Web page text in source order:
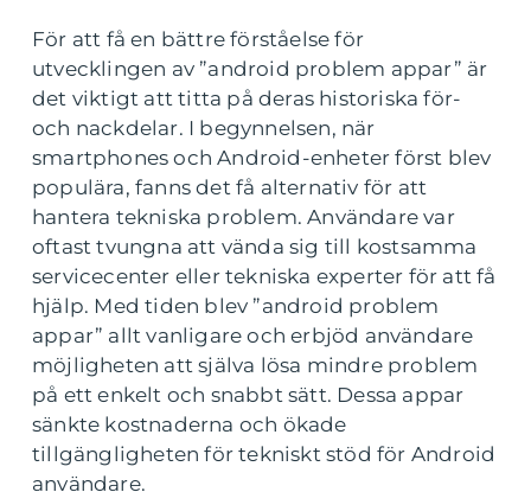
För att få en bättre förståelse för
utvecklingen av ”android problem appar” är
det viktigt att titta på deras historiska för-
och nackdelar. I begynnelsen, när
smartphones och Android-enheter först blev
populära, fanns det få alternativ för att
hantera tekniska problem. Användare var
oftast tvungna att vända sig till kostsamma
servicecenter eller tekniska experter för att få
hjälp. Med tiden blev ”android problem
appar” allt vanligare och erbjöd användare
möjligheten att själva lösa mindre problem
på ett enkelt och snabbt sätt. Dessa appar
sänkte kostnaderna och ökade
tillgängligheten för tekniskt stöd för Android
användare.